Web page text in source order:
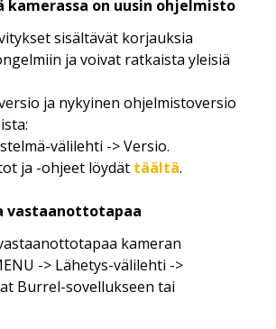
kamerassa on uusin ohjelmisto
sisältävät korjauksia
ja voivat ratkaista yleisiä
ja nykyinen ohjelmistoversio
välilehti -> Versio.
ja -ohjeet löydät täältä.
vastaanottotapaa
kameran
-> Lähetys-välilehti ->
Burrel-sovellukseen tai